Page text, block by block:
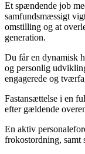
Et spændende job
samfundsmæssigt
omstilling og at
generation.
Du får en dynamisk
og personlig
engagerede og
Fastansættelse i en
efter gældende
En aktiv
frokostordning, samt